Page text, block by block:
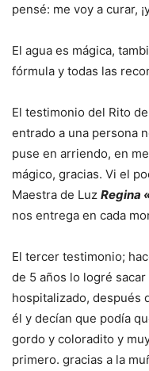
pensé: me voy a curar,
El agua es mágica,
fórmula y todas las
El testimonio del Rito
entrado a una persona
puse en arriendo, en
mágico, gracias. Vi el
Maestra de Luz Regina
nos entrega en cada
El tercer testimonio;
de 5 años lo logré sacar
hospitalizado, después
él y decían que podía
gordo y coloradito y
primero. gracias a la